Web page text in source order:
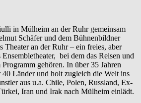
in Mülheim an der Ruhr gemeinsam
Schäfer und dem Bühnenbildner
Theater an der Ruhr – ein freies, aber
bei dem das Reisen und
gehören. In über 35 Jahren
40 Länder und holt zugleich die Welt ins
aus u.a. Chile, Polen, Russland, Ex-
Iran und Irak nach Mülheim einlädt.